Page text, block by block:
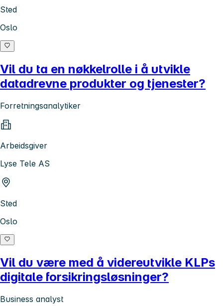
Sted
Oslo
Vil du ta en nøkkelrolle i å utvikle
datadrevne produkter og tjenester?
Forretningsanalytiker
Arbeidsgiver
Lyse Tele AS
Sted
Oslo
Vil du være med å videreutvikle KLPs
digitale forsikringsløsninger?
Business analyst